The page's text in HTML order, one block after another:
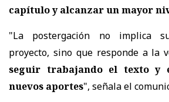
capítulo y alcanzar un mayor
"La postergación no implica
proyecto, sino que responde a la
seguir trabajando el texto y
nuevos aportes", señala el